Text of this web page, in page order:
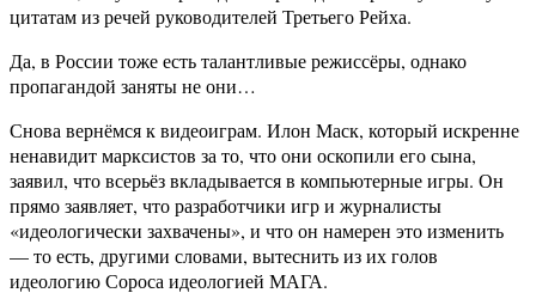
цитатам из речей руководителей Третьего Рейха.
Да, в России тоже есть талантливые режиссёры, однако
пропагандой заняты не они…
Снова вернёмся к видеоиграм. Илон Маск, который искренне
ненавидит марксистов за то, что они оскопили его сына,
заявил, что всерьёз вкладывается в компьютерные игры. Он
прямо заявляет, что разработчики игр и журналисты
«идеологически захвачены», и что он намерен это изменить
— то есть, другими словами, вытеснить из их голов
идеологию Сороса идеологией МАГА.